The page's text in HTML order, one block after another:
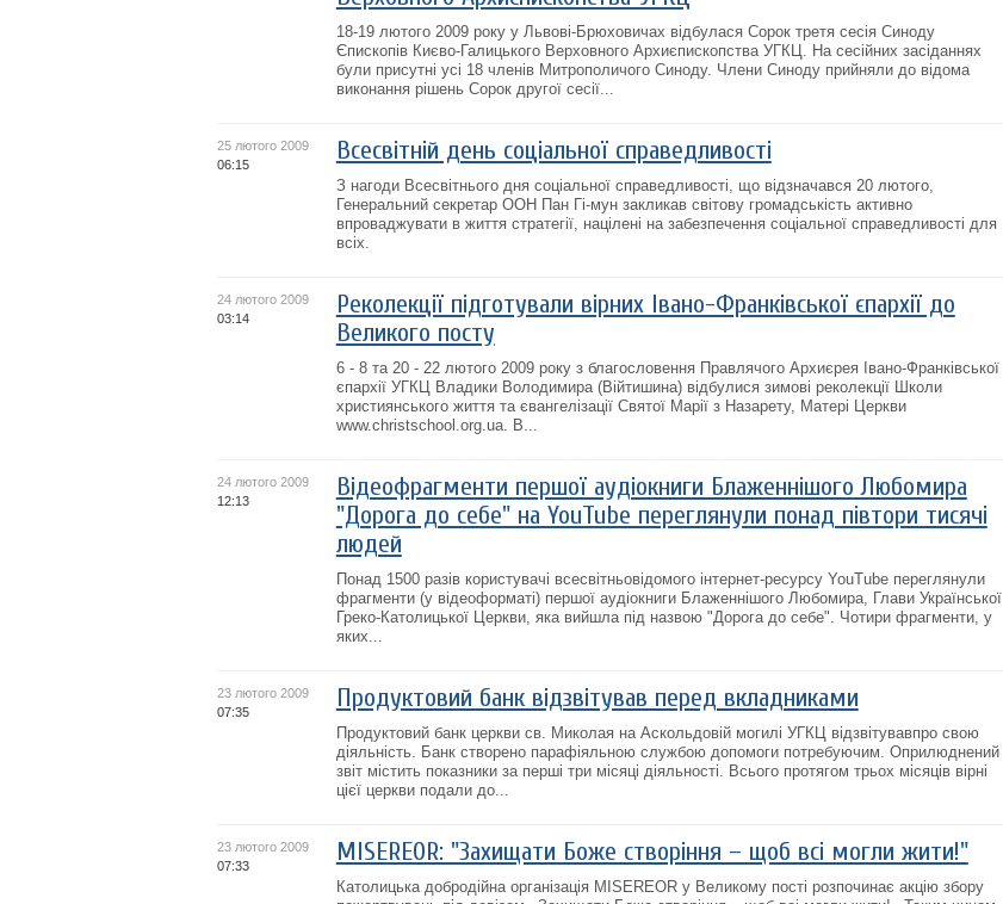
18-19 лютого 2009 року у Львові-Брюховичах відбулася Сорок третя сесія Синоду
Єпископів Києво-Галицького Верховного Архиєпископства УГКЦ. На сесійних засіданнях
були присутні усі 18 членів Митрополичого Синоду. Члени Синоду прийняли до відома
виконання рішень Сорок другої сесії...
25 лютого 2009
06:15
Всесвітній день соціальної справедливості
З нагоди Всесвітнього дня соціальної справедливості, що відзначався 20 лютого,
Генеральний секретар ООН Пан Гі-мун закликав світову громадськість активно
впроваджувати в життя стратегії, націлені на забезпечення соціальної справедливості для
всіх.
24 лютого 2009
03:14
Реколекції підготували вірних Івано-Франківської єпархії до
Великого посту
6 - 8 та 20 - 22 лютого 2009 року з благословення Правлячого Архиєрея Івано-Франківської
єпархії УГКЦ Владики Володимира (Війтишина) відбулися зимові реколекції Школи
християнського життя та євангелізації Святої Марії з Назарету, Матері Церкви
www.christschool.org.ua. В...
24 лютого 2009
12:13
Відеофрагменти першої аудіокниги Блаженнішого Любомира
"Дорога до себе" на YouTube переглянули понад півтори тисячі
людей
Понад 1500 разів користувачі всесвітньовідомого інтернет-ресурсу YouTube переглянули
фрагменти (у відеоформаті) першої аудіокниги Блаженнішого Любомира, Глави Української
Греко-Католицької Церкви, яка вийшла під назвою "Дорога до себе". Чотири фрагменти, у
яких...
23 лютого 2009
07:35
Продуктовий банк відзвітував перед вкладниками
Продуктовий банк церкви св. Миколая на Аскольдовій могилі УГКЦ відзвітувавпро свою
діяльність. Банк створено парафіяльною службою допомоги потребуючим. Оприлюднений
звіт містить показники за перші три місяці діяльності. Всього протягом трьох місяців вірні
цієї церкви подали до...
23 лютого 2009
07:33
MISEREOR: "Захищати Боже створіння – щоб всі могли жити!"
Католицька добродійна організація MISEREOR у Великому пості розпочинає акцію збору